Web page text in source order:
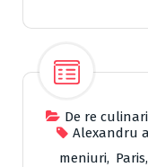
De re
Alexandru
meniuri, Paris,